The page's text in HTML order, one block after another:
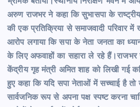
अरुण राजभर ने कहा कि सुभासपा के
की एक प्रतिक्रिया से समाजवादी परिवार
आरोप लगाया कि सपा के नेता जनता का
के लिए अफवाहों का सहारा ले रहे हैं।राजभर ने
केंद्रीय गृह मंत्री अमित शाह को लिखी गई
हुए कहा कि यदि सपा नेताओं में सच्चाई है तो
सार्वजनिक रूप से अपना पक्ष स्पष्ट करना